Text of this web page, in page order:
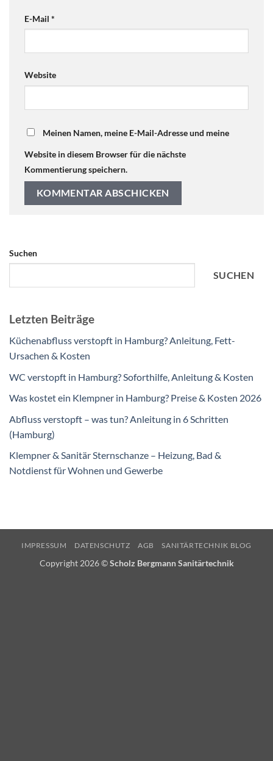
E-Mail *
Website
Meinen Namen, meine E-Mail-Adresse und meine
Website in diesem Browser für die nächste
Kommentierung speichern.
Suchen
SUCHEN
Letzten Beiträge
Küchenabfluss verstopft in Hamburg? Anleitung, Fett-
Ursachen & Kosten
WC verstopft in Hamburg? Soforthilfe, Anleitung & Kosten
Was kostet ein Klempner in Hamburg? Preise & Kosten 2026
Abfluss verstopft – was tun? Anleitung in 6 Schritten
(Hamburg)
Klempner & Sanitär Sternschanze – Heizung, Bad &
Notdienst für Wohnen und Gewerbe
IMPRESSUM DATENSCHUTZ AGB SANITÄRTECHNIK BLOG
Copyright 2026 ©Scholz Bergmann Sanitärtechnik